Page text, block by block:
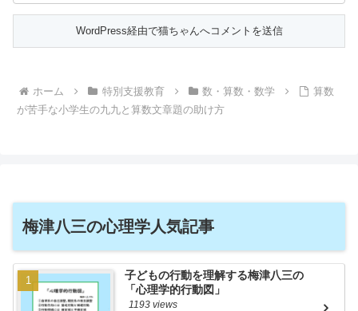
ホーム 特別支援教育 数・算数・数学
算数
が苦手な小学生の九九と算数文章題の助け方
梅津八三の心理学人気記事
子どもの行動を理解する梅津八三の
「心理学的行動図」
1193 views